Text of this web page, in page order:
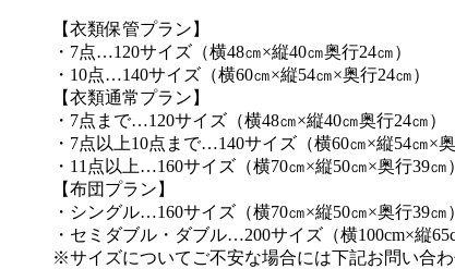
【衣類保管プラン】
・7点…120サイズ（横48㎝×縦40㎝奥行24㎝）
・10点…140サイズ（横60㎝×縦54㎝×奥行24㎝）
【衣類通常プラン】
・7点まで…120サイズ（横48㎝×縦40㎝奥行24㎝）
・7点以上10点まで…140サイズ（横60㎝×縦54㎝×奥
・11点以上…160サイズ（横70㎝×縦50㎝×奥行39㎝）
【布団プラン】
・シングル…160サイズ（横70㎝×縦50㎝×奥行39㎝）
・セミダブル・ダブル…200サイズ（横100cm×縦
※サイズについてご不安な場合には下記お問い合わ